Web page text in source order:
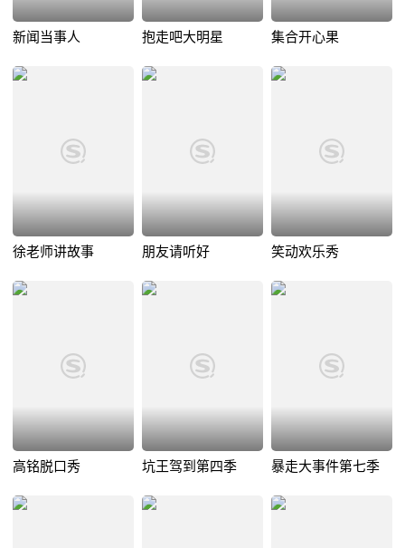
新闻当事人 抱走吧大明星 集合开心果
徐老师讲故事 朋友请听好 笑动欢乐秀
高铭脱口秀 坑王驾到第四季 暴走大事件第七季